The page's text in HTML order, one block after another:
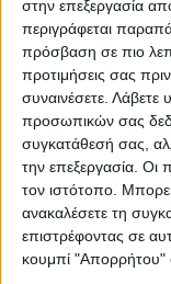
στην επεξεργασία
περιγράφεται
πρόσβαση σε πιο
προτιμήσεις σας
συναινέσετε. Λάβετε
προσωπικών σας
συγκατάθεσή σας,
την επεξεργασία. Οι
τον ιστότοπο.
ανακαλέσετε τη
επιστρέφοντας σε
κουμπί "Απορρήτου"
€
€64
ΚΑΤΑΣΚΕΥΑΣΤΉΣ
Jinbei